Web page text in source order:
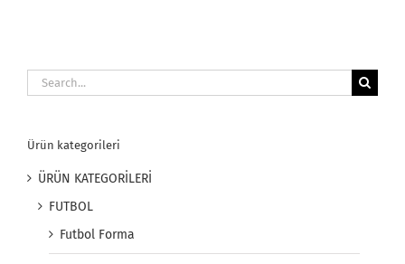
Search
for:
Ürün kategorileri
ÜRÜN KATEGORİLERİ
FUTBOL
Futbol Forma